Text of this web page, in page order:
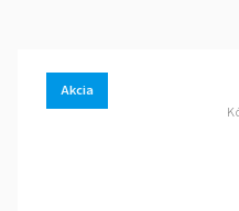
Akcia